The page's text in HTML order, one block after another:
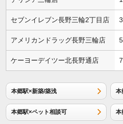
セブンイレブン長野三輪2丁目店
アメリカンドラッグ長野三輪店
ケーヨーデイツー北長野通店
本郷駅×新築/築浅 本
本郷駅×ペット相談可 本